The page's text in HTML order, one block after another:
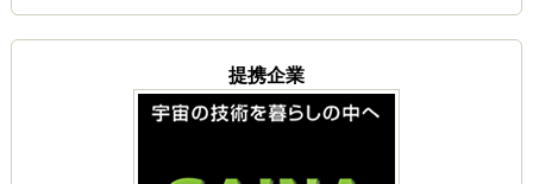
提携企業